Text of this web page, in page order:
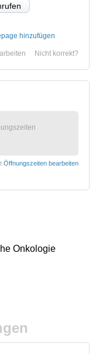
hinzufügen
Nicht korrekt?
Öffnungszeiten bearbeiten
Onkologie